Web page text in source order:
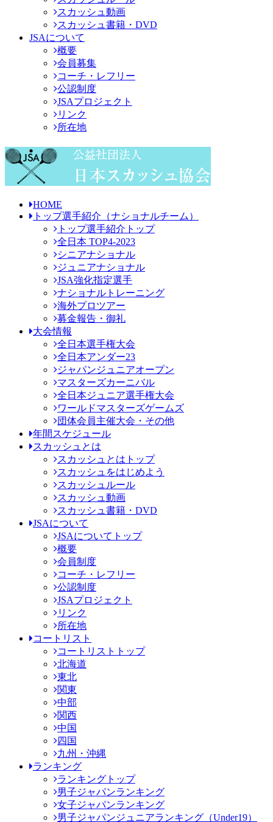
スカッシュ動画
スカッシュ書籍・DVD
JSAについて
概要
会員募集
コーチ・レフリー
公認制度
JSAプロジェクト
リンク
所在地
HOME
トップ選手紹介 （ナショナルチーム）
トップ選手紹介トップ
全日本 TOP4-2023
シニアナショナル
ジュニアナショナル
JSA強化指定選手
ナショナルトレーニング
海外プロツアー
募金報告・御礼
大会情報
全日本選手権大会
全日本アンダー23
ジャパンジュニアオープン
マスターズカーニバル
全日本ジュニア選手権大会
ワールドマスターズゲームズ
団体会員主催大会・その他
年間スケジュール
スカッシュとは
スカッシュとはトップ
スカッシュをはじめよう
スカッシュルール
スカッシュ動画
スカッシュ書籍・DVD
JSAについて
JSAについてトップ
概要
会員制度
コーチ・レフリー
公認制度
JSAプロジェクト
リンク
所在地
コートリスト
コートリストトップ
北海道
東北
関東
中部
関西
中国
四国
九州・沖縄
ランキング
ランキングトップ
男子ジャパンランキング
女子ジャパンランキング
男子ジャパンジュニアランキング（Under19）